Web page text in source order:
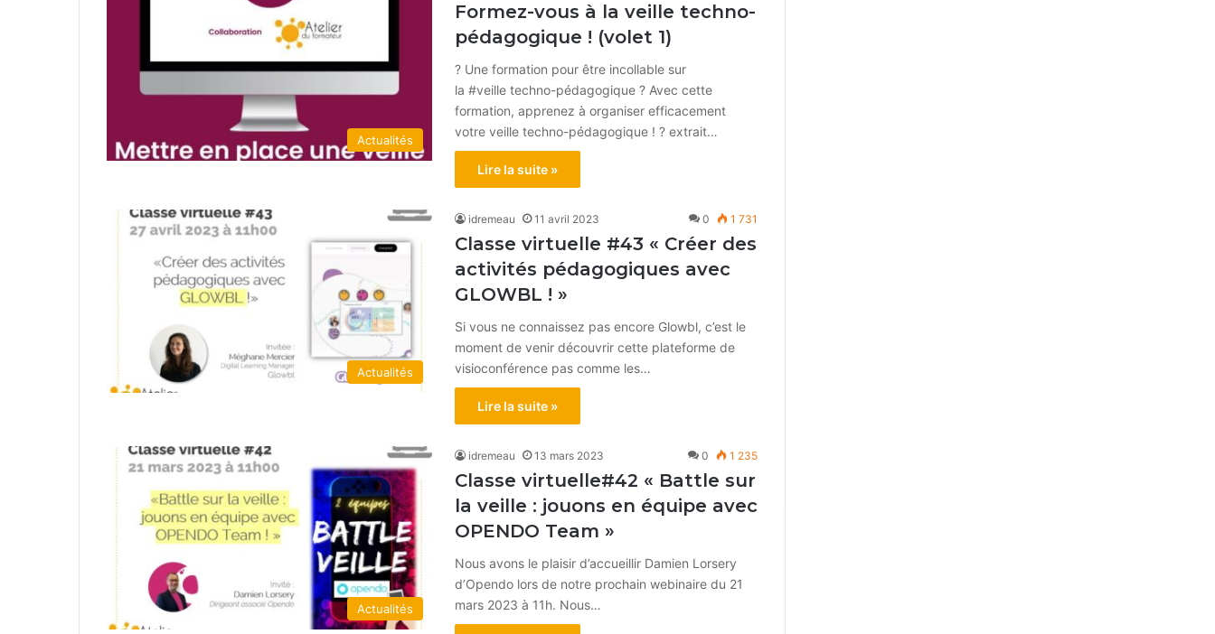
Actualités
Formez-vous à la veille techno-
pédagogique ! (volet 1)
? Une formation pour être incollable sur
la #veille techno-pédagogique ? Avec cette
formation, apprenez à organiser efficacement
votre veille techno-pédagogique ! ? extrait…
Lire la suite »
Actualités
idremeau 11 avril 2023 0 1 731
Classe virtuelle #43 « Créer des
activités pédagogiques avec
GLOWBL ! »
Si vous ne connaissez pas encore Glowbl, c’est le
moment de venir découvrir cette plateforme de
visioconférence pas comme les…
Lire la suite »
Actualités
idremeau 13 mars 2023 0 1 235
Classe virtuelle#42 « Battle sur
la veille : jouons en équipe avec
OPENDO Team »
Nous avons le plaisir d’accueillir Damien Lorsery
d’Opendo lors de notre prochain webinaire du 21
mars 2023 à 11h. Nous…